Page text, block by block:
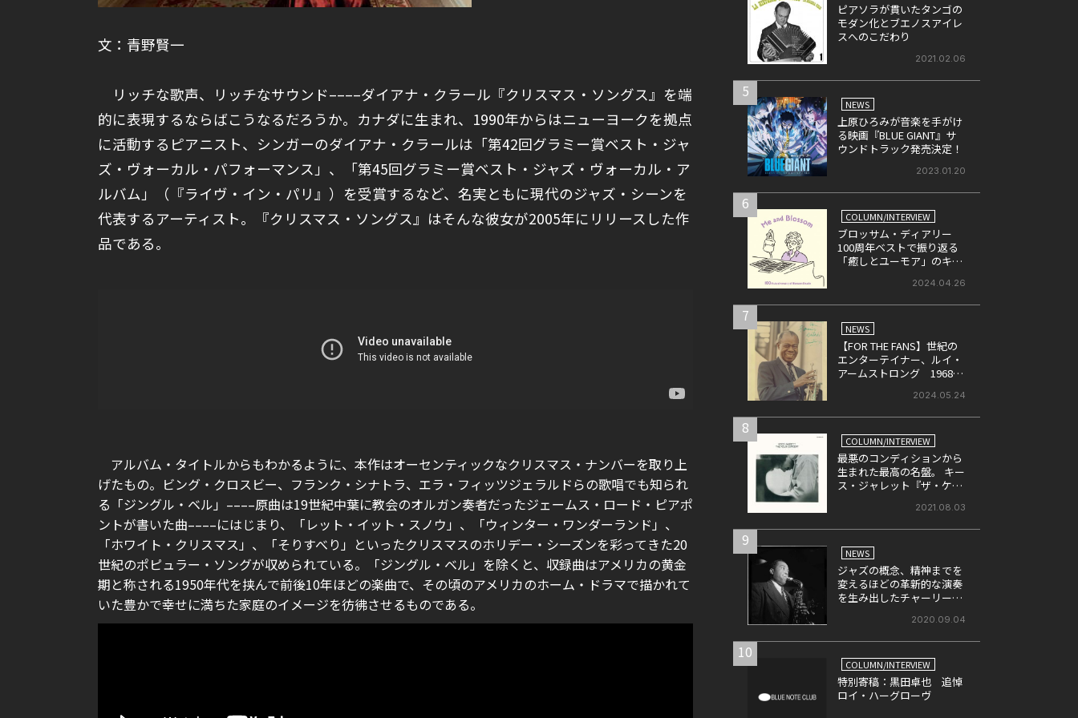
文：青野賢一
リッチな歌声、リッチなサウンド––––ダイアナ・クラール『クリスマス・ソングス』を端
的に表現するならばこうなるだろうか。カナダに生まれ、1990年からはニューヨークを拠点
に活動するピアニスト、シンガーのダイアナ・クラールは「第42回グラミー賞ベスト・ジャ
ズ・ヴォーカル・パフォーマンス」、「第45回グラミー賞ベスト・ジャズ・ヴォーカル・ア
ルバム」（『ライヴ・イン・パリ』）を受賞するなど、名実ともに現代のジャズ・シーンを
代表するアーティスト。『クリスマス・ソングス』はそんな彼女が2005年にリリースした作
品である。
アルバム・タイトルからもわかるように、本作はオーセンティックなクリスマス・ナンバーを取り上
げたもの。ビング・クロスビー、フランク・シナトラ、エラ・フィッツジェラルドらの歌唱でも知られ
る「ジングル・ベル」––––原曲は19世紀中葉に教会のオルガン奏者だったジェームス・ロード・ピアポ
ントが書いた曲––––にはじまり、「レット・イット・スノウ」、「ウィンター・ワンダーランド」、
「ホワイト・クリスマス」、「そりすべり」といったクリスマスのホリデー・シーズンを彩ってきた20
世紀のポピュラー・ソングが収められている。「ジングル・ベル」を除くと、収録曲はアメリカの黄金
期と称される1950年代を挟んで前後10年ほどの楽曲で、その頃のアメリカのホーム・ドラマで描かれて
いた豊かで幸せに満ちた家庭のイメージを彷彿させるものである。
ピアソラが貫いたタンゴの
モダン化とブエノスアイレ
スへのこだわり
2021.02.06
5
NEWS
上原ひろみが音楽を手がけ
る映画『BLUE GIANT』サ
ウンドトラック発売決定！
2023.01.20
6
COLUMN/INTERVIEW
ブロッサム・ディアリー
100周年ベストで振り返る
「癒しとユーモア」のキャ
2024.04.26
7
NEWS
【FOR THE FANS】世紀の
エンターテイナー、ルイ・
アームストロング 1968年
ライヴ盤をリリース！
2024.05.24
8
COLUMN/INTERVIEW
最悪のコンディションから
生まれた最高の名盤。 キー
ス・ジャレット『ザ・ケル
2021.08.03
9
NEWS
ジャズの概念、精神までを
変えるほどの革新的な演奏
を生み出したチャーリー・
2020.09.04
10
COLUMN/INTERVIEW
特別寄稿：黒田卓也 追悼
ロイ・ハーグローヴ